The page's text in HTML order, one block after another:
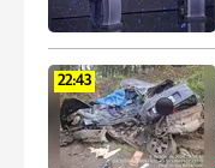
22:43